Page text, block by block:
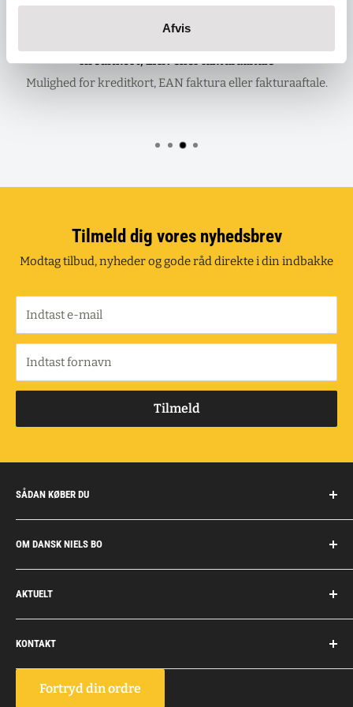
Afvis
Kreditkort, EAN eller fakturaaftale
Mulighed for kreditkort, EAN faktura eller fakturaaftale.
Tilmeld dig vores nyhedsbrev
Modtag tilbud, nyheder og gode råd direkte i din indbakke
Indtast e-mail
Indtast fornavn
Tilmeld
SÅDAN KØBER DU
Fragt og retur
Privatkunder/erhverv
Fakturaaftale
OM DANSK NIELS BO
Privatlivspolitik
Job
Personale
AKTUELT
Dokumentation
KONTAKT
Dansk Niels Bo
Vognmagervej 10, Snoghøj
Fortryd din ordre